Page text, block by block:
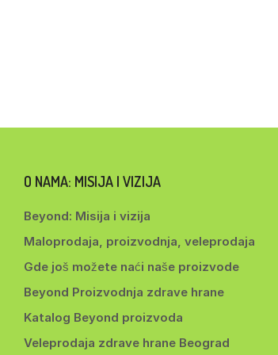
O NAMA: MISIJA I VIZIJA
Beyond: Misija i vizija
Maloprodaja, proizvodnja, veleprodaja
Gde još možete naći naše proizvode
Beyond Proizvodnja zdrave hrane
Katalog Beyond proizvoda
Veleprodaja zdrave hrane Beograd